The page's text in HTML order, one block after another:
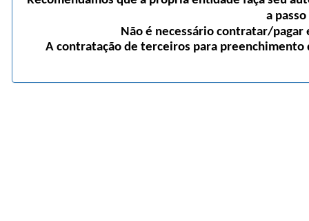
a
Não é necessário contratar/
A contratação de terceiros para